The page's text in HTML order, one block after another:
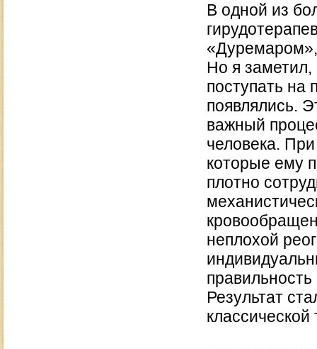
В одной из
Но я
поступать на
появлялись.
важный
человека.
которые ему
плотно
неплохой
Результат
классической